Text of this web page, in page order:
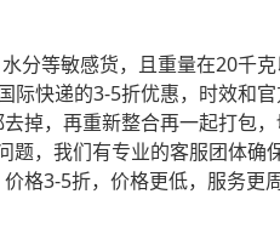
等敏感货，且重量在20千克
快递的3-5折优惠，时效和
掉，再重新整合再一起打包
，我们有专业的客服团体确
格3-5折，价格更低，服务更